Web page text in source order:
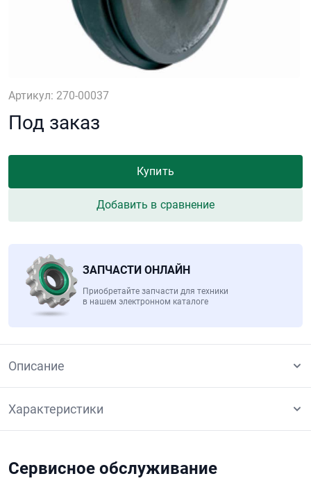
Артикул: 270-00037
Под заказ
Купить
Добавить в сравнение
ЗАПЧАСТИ ОНЛАЙН
Приобретайте запчасти для техники
в нашем электронном каталоге
Описание
Характеристики
Сервисное обслуживание